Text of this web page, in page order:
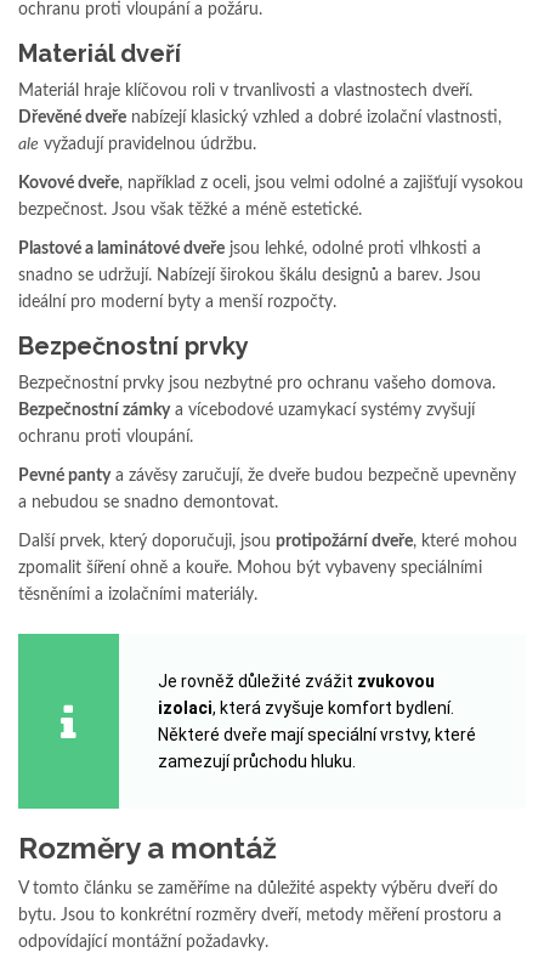
ochranu proti vloupání a požáru.
Materiál dveří
Materiál hraje klíčovou roli v trvanlivosti a vlastnostech dveří.
Dřevěné dveře nabízejí klasický vzhled a dobré izolační vlastnosti,
ale vyžadují pravidelnou údržbu.
Kovové dveře, například z oceli, jsou velmi odolné a zajišťují vysokou
bezpečnost. Jsou však těžké a méně estetické.
Plastové a laminátové dveře jsou lehké, odolné proti vlhkosti a
snadno se udržují. Nabízejí širokou škálu designů a barev. Jsou
ideální pro moderní byty a menší rozpočty.
Bezpečnostní prvky
Bezpečnostní prvky jsou nezbytné pro ochranu vašeho domova.
Bezpečnostní zámkya vícebodové uzamykací systémy zvyšují
ochranu proti vloupání.
Pevné pantya závěsy zaručují, že dveře budou bezpečně upevněny
a nebudou se snadno demontovat.
Další prvek, který doporučuji, jsou protipožární dveře, které mohou
zpomalit šíření ohně a kouře. Mohou být vybaveny speciálními
těsněními a izolačními materiály.
Je rovněž důležité zvážit zvukovou
izolaci, která zvyšuje komfort bydlení.
Některé dveře mají speciální vrstvy, které
zamezují průchodu hluku.
Rozměry a montáž
V tomto článku se zaměříme na důležité aspekty výběru dveří do
bytu. Jsou to konkrétní rozměry dveří, metody měření prostoru a
odpovídající montážní požadavky.